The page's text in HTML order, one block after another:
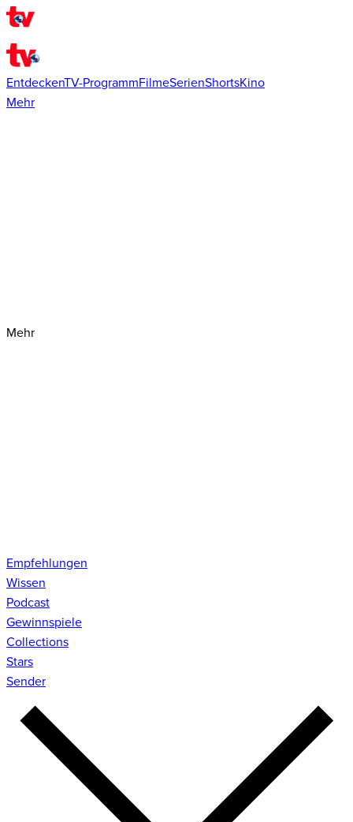
EntdeckenTV-ProgrammFilmeSerienShortsKino
Mehr
Mehr
Empfehlungen
Wissen
Podcast
Gewinnspiele
Collections
Stars
Sender